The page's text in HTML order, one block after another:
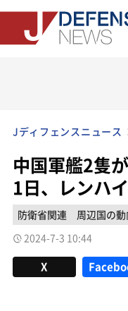
Jディフェンスニュース
中国軍艦2隻
1日、レンハ
防衛省関連 周辺国の動
2024-7-3 10:44
X